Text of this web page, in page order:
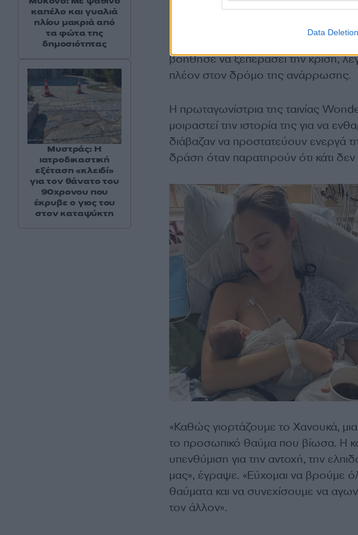
Data Deletion
φως που θα με περιμένει στο
βοήθησε να ξεπεράσει την κρίση,
πλέον στον δρόμο της ανάρρωσης.
Η πρωταγωνίστρια της ταινίας
μοιραστεί την ιστορία της για να
διάβαζαν να προστατεύουν ενεργά
δράση όταν παρατηρούν ότι κάτι
«Καθώς γιορτάζουμε το Χανουκά,
το προσωπικό θαύμα που βίωσα. Η
υπενθύμιση για την αντοχή, την
μας», έγραψε. «Εύχομαι να βρούμε
θαύματα και να συνεχίσουμε να
τον άλλον».
καπέλο και γυαλιά
ηλίου μακριά από
τα φώτα της
δημοσιότητας
Μυστράς: Η
ιατροδικαστική
εξέταση «κλειδί»
για τον θάνατο του
90χρονου που
έκρυβε ο γιος του
στον καταψύκτη